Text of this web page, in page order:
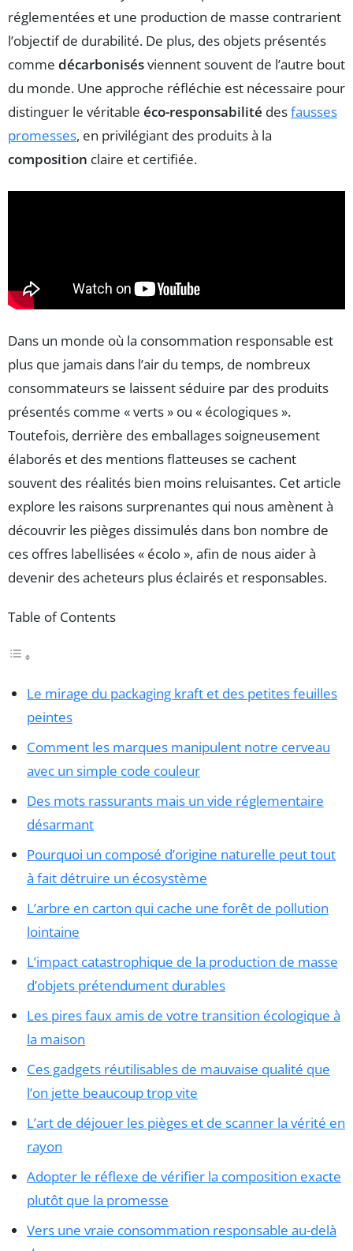
réglementées et une production de masse contrarient
l’objectif de durabilité. De plus, des objets présentés
comme décarbonisésviennent souvent de l’autre bout
du monde. Une approche réfléchie est nécessaire pour
distinguer le véritable éco-responsabilité desfausses
promesses, en privilégiant des produits à la
composition claire et certifiée.
Dans un monde où la consommation responsable est
plus que jamais dans l’air du temps, de nombreux
consommateurs se laissent séduire par des produits
présentés comme « verts » ou « écologiques ».
Toutefois, derrière des emballages soigneusement
élaborés et des mentions flatteuses se cachent
souvent des réalités bien moins reluisantes. Cet article
explore les raisons surprenantes qui nous amènent à
découvrir les pièges dissimulés dans bon nombre de
ces offres labellisées « écolo », afin de nous aider à
devenir des acheteurs plus éclairés et responsables.
Table of Contents
Le mirage du packaging kraft et des petites feuilles
peintes
Comment les marques manipulent notre cerveau
avec un simple code couleur
Des mots rassurants mais un vide réglementaire
désarmant
Pourquoi un composé d’origine naturelle peut tout
à fait détruire un écosystème
L’arbre en carton qui cache une forêt de pollution
lointaine
L’impact catastrophique de la production de masse
d’objets prétendument durables
Les pires faux amis de votre transition écologique à
la maison
Ces gadgets réutilisables de mauvaise qualité que
l’on jette beaucoup trop vite
L’art de déjouer les pièges et de scanner la vérité en
rayon
Adopter le réflexe de vérifier la composition exacte
plutôt que la promesse
Vers une vraie consommation responsable au-delà